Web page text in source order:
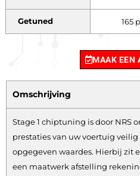
Getuned 165
MAAK EEN
Omschrijving
Stage 1 chiptuning is door NRS
prestaties van uw voertuig
opgegeven waardes. Hierbij zit
een maatwerk afstelling